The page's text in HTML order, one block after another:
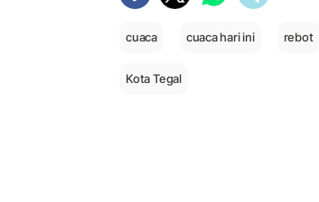
cuaca cuaca hari ini rebot
Kota Tegal